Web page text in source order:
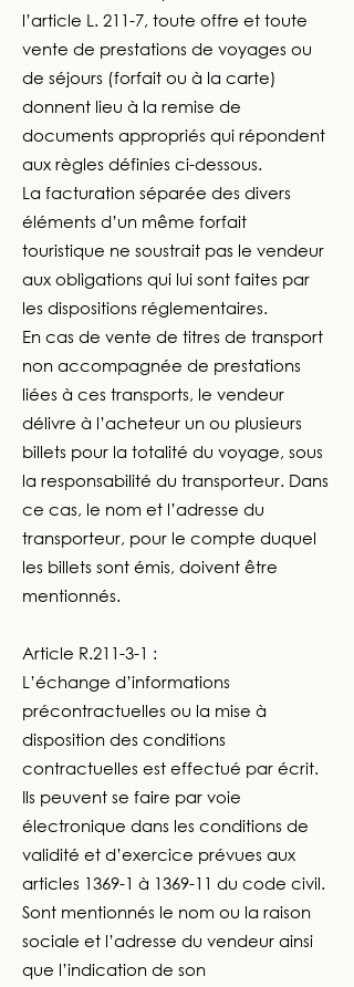
l’article L. 211-7, toute offre et toute
vente de prestations de voyages ou
de séjours (forfait ou à la carte)
donnent lieu à la remise de
documents appropriés qui répondent
aux règles définies ci-dessous.
La facturation séparée des divers
éléments d’un même forfait
touristique ne soustrait pas le vendeur
aux obligations qui lui sont faites par
les dispositions réglementaires.
En cas de vente de titres de transport
non accompagnée de prestations
liées à ces transports, le vendeur
délivre à l’acheteur un ou plusieurs
billets pour la totalité du voyage, sous
la responsabilité du transporteur. Dans
ce cas, le nom et l’adresse du
transporteur, pour le compte duquel
les billets sont émis, doivent être
mentionnés.
Article R.211-3-1 :
L’échange d’informations
précontractuelles ou la mise à
disposition des conditions
contractuelles est effectué par écrit.
Ils peuvent se faire par voie
électronique dans les conditions de
validité et d’exercice prévues aux
articles 1369-1 à 1369-11 du code civil.
Sont mentionnés le nom ou la raison
sociale et l’adresse du vendeur ainsi
que l’indication de son